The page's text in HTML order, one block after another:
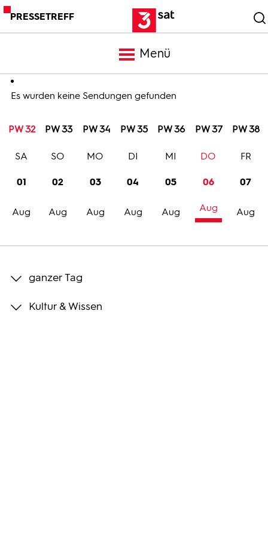
PRESSETREFF
Menü
Meldungen
Programm
Trailer
Bilder
Es wurden keine Sendungen gefunden
PW 32 PW 33 PW 34 PW 35 PW 36 PW 37 PW 38
01
Aug
SA
02
Aug
SO
03
Aug
MO
04
Aug
DI
05
Aug
MI
06
Aug
DO
07
Aug
FR
ganzer Tag
Kultur & Wissen